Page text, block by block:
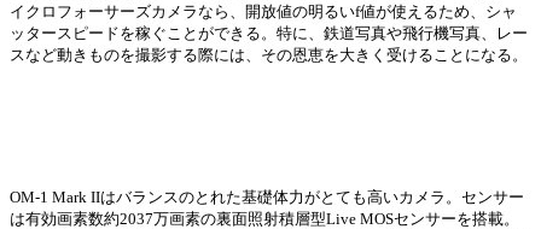
イクロフォーサーズカメラなら、開放値の明るいf値が使えるため、シャ
ッタースピードを稼ぐことができる。特に、鉄道写真や飛行機写真、レー
スなど動きものを撮影する際には、その恩恵を大きく受けることになる。
OM-1 Mark IIはバランスのとれた基礎体力がとても高いカメラ。センサー
は有効画素数約2037万画素の裏面照射積層型Live MOSセンサーを搭載。